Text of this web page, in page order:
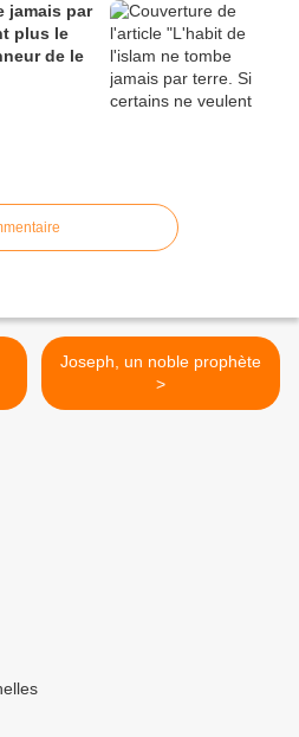
jamais par
plus le
de le
Joseph, un noble prophète
>